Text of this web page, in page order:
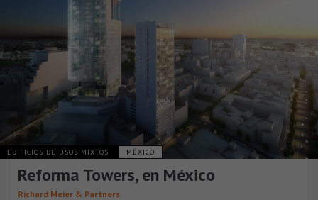
EDIFICIOS DE USOS MIXTOS MÉXICO
Reforma Towers, en México
Richard Meier & Partners